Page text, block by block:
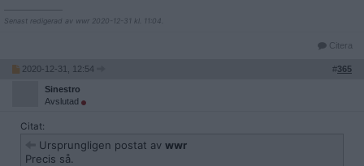
Senast redigerad av wwr 2020-12-31 kl. 11:04.
Citera
2020-12-31, 12:54 #365
Sinestro
Avslutad
Citat:
Ursprungligen postat av wwr
Precis så.